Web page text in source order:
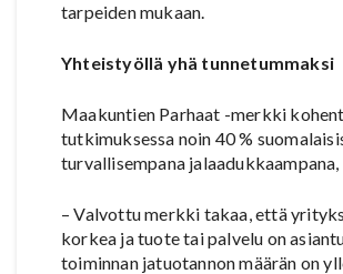
tarpeiden mukaan.
Yhteistyöllä yhä tunnetummaksi
Maakuntien Parhaat -merkki
tutkimuksessa noin 40 %
turvallisempana
– Valvottu merkki takaa, että
korkea ja tuote tai palvelu on
toiminnan jatuotannon määrän on